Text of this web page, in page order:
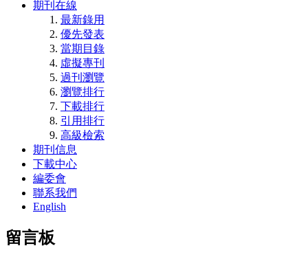
期刊在線
最新錄用
優先發表
當期目錄
虛擬專刊
過刊瀏覽
瀏覽排行
下載排行
引用排行
高級檢索
期刊信息
下載中心
編委會
聯系我們
English
留言板